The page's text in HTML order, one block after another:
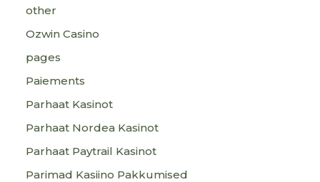
other
Ozwin Casino
pages
Paiements
Parhaat Kasinot
Parhaat Nordea Kasinot
Parhaat Paytrail Kasinot
Parimad Kasiino Pakkumised